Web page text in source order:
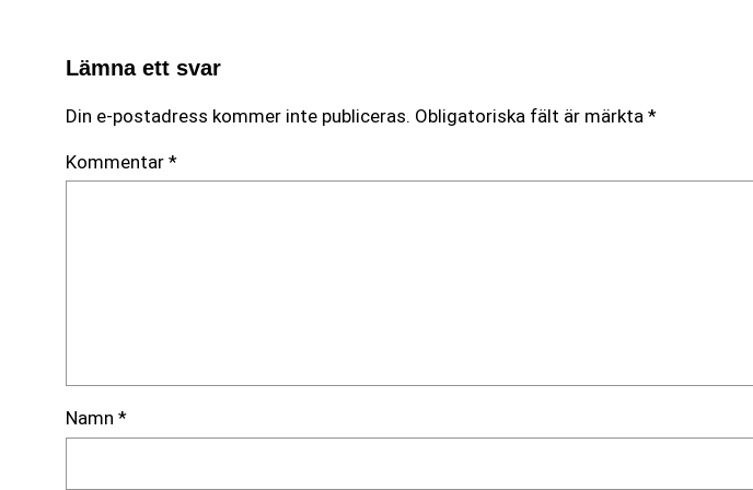
Lämna ett svar
Din e-postadress kommer inte publiceras. Obligatoriska fält är märkta *
Kommentar *
Namn *